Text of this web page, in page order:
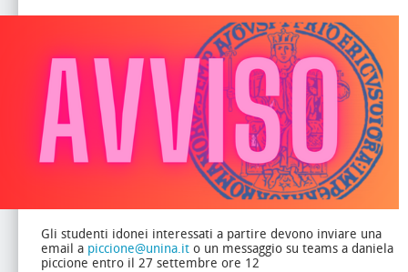
Gli studenti idonei interessati a partire devono inviare una
email a piccione@unina.it o un messaggio su teams a daniela
piccione entro il 27 settembre ore 12